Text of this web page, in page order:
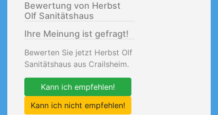
Bewertung von Herbst
Olf Sanitätshaus
Ihre Meinung ist gefragt!
Bewerten Sie jetzt Herbst Olf
Sanitätshaus aus Crailsheim.
Kann ich empfehlen!
Kann ich nicht empfehlen!